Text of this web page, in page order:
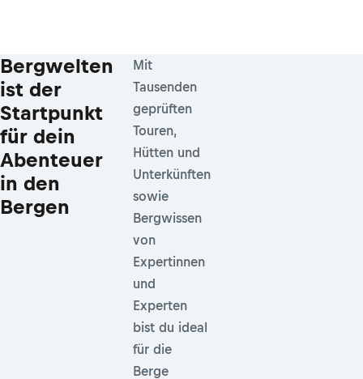
Bergwelten
ist der
Startpunkt
für dein
Abenteuer
in den
Bergen
Mit
Tausenden
geprüften
Touren,
Hütten und
Unterkünften
sowie
Bergwissen
von
Expertinnen
und
Experten
bist du ideal
für die
Berge